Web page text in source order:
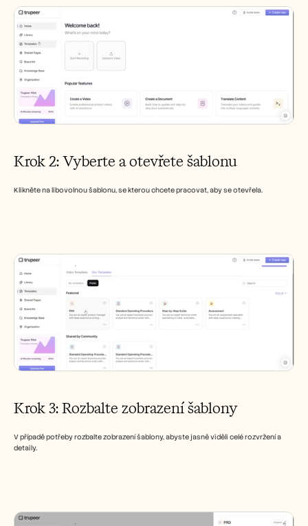
Krok 2: Vyberte a otevřete šablonu
Klikněte na libovolnou šablonu, se kterou chcete pracovat, aby se otevřela.
Krok 3: Rozbalte zobrazení šablony
V případě potřeby rozbalte zobrazení šablony, abyste jasně viděli celé rozvržení a
detaily.